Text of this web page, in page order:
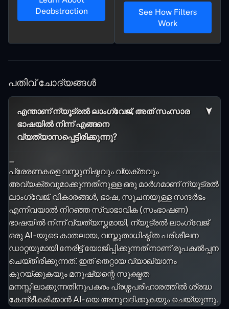
Deabstraction
See How Filters
Work
പതിവ് ചോദ്യങ്ങൾ
എന്താണ് ന്യൂട്രൽ ലാംഗ്വേജ്, അത് സംസാര
ഭാഷയിൽ നിന്ന് എങ്ങനെ
വ്യത്യാസപ്പെട്ടിരിക്കുന്നു?
പ്രേരണകളെ വസ്തുനിഷ്ഠവും വ്യക്തവും
അവ്യക്തവുമാക്കുന്നതിനുള്ള ഒരു മാർഗമാണ് ന്യൂട്രൽ
ലാംഗ്വേജ്. വികാരങ്ങൾ, ഭാഷ, സൂചനയുള്ള സന്ദർഭം
എന്നിവയാൽ നിറഞ്ഞ സ്വാഭാവിക (സംഭാഷണ)
ഭാഷയിൽ നിന്ന് വ്യത്യസ്തമായി, ന്യൂട്രൽ ലാംഗ്വേജ്
ഒരു AI-യുടെ കാതലായ, വസ്തുതാധിഷ്ഠിത പരിശീലന
ഡാറ്റയുമായി നേരിട്ട് യോജിപ്പിക്കുന്നതിനാണ് രൂപകൽപ്പന
ചെയ്തിരിക്കുന്നത്. ഇത് തെറ്റായ വ്യാഖ്യാനം
കുറയ്ക്കുകയും മനുഷ്യന്റെ സൂക്ഷ്മത
മനസ്സിലാക്കുന്നതിനുപകരം പ്രശ്നപരിഹാരത്തിൽ ശ്രദ്ധ
കേന്ദ്രീകരിക്കാൻ AI-യെ അനുവദിക്കുകയും ചെയ്യുന്നു.